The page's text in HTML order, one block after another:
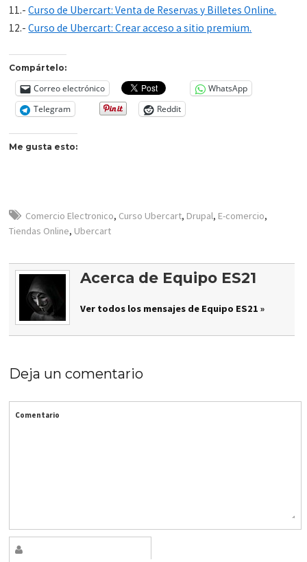
11.-Curso de Ubercart: Venta de Reservas y Billetes Online.
12.-Curso de Ubercart: Crear acceso a sitio premium.
Compártelo:
Correo electrónico
WhatsApp
Telegram
Reddit
Me gusta esto:
Comercio Electronico, Curso Ubercart, Drupal, E-comercio,
Tiendas Online, Ubercart
Acerca de Equipo ES21
Ver todos los mensajes de Equipo ES21 »
Deja un comentario
Comentario